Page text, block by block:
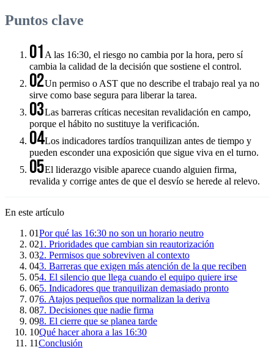
Puntos clave
01 A las 16:30, el riesgo no cambia por la hora, pero sí
cambia la calidad de la decisión que sostiene el control.
02Un permiso o AST que no describe el trabajo real ya no
sirve como base segura para liberar la tarea.
03Las barreras críticas necesitan revalidación en campo,
porque el hábito no sustituye la verificación.
04Los indicadores tardíos tranquilizan antes de tiempo y
pueden esconder una exposición que sigue viva en el turno.
05El liderazgo visible aparece cuando alguien firma,
revalida y corrige antes de que el desvío se herede al relevo.
En este artículo
01Por qué las 16:30 no son un horario neutro
021. Prioridades que cambian sin reautorización
032. Permisos que sobreviven al contexto
043. Barreras que exigen más atención de la que reciben
054. El silencio que llega cuando el equipo quiere irse
065. Indicadores que tranquilizan demasiado pronto
076. Atajos pequeños que normalizan la deriva
087. Decisiones que nadie firma
098. El cierre que se planea tarde
10Qué hacer ahora a las 16:30
11Conclusión